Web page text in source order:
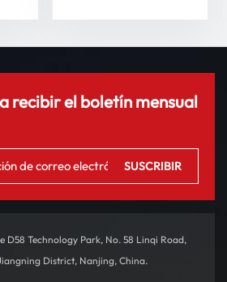
recibir el boletín mensual
D58 Technology Park, No. 58 Linqi Road,
District, Nanjing, China.